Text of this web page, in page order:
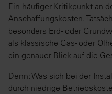
Ein häufiger Kritikpunkt an
Anschaffungskosten.
besonders Erd- oder
als klassische Gas- oder
ein genauer Blick auf die
Denn: Was sich bei der
durch niedrige